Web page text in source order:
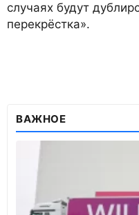
случаях будут
перекрёстка».
ВАЖНОЕ